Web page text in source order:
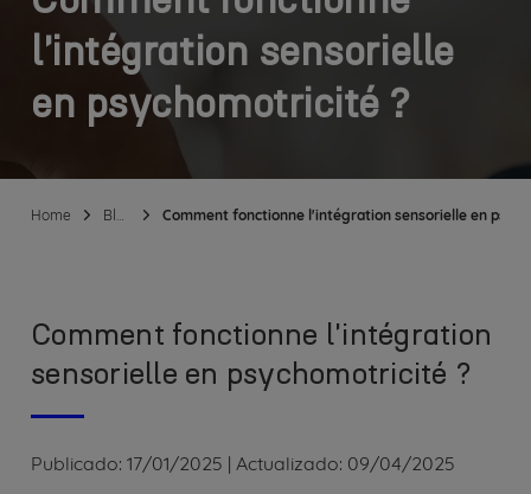
l'intégration sensorielle
en psychomotricité ?
Home Comment fonctionne l'intégration sensorielle en
Comment fonctionne l'intégration
sensorielle en psychomotricité ?
Publicado: 17/01/2025 | Actualizado: 09/04/2025